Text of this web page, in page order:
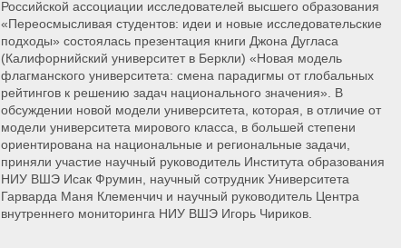
Российской ассоциации исследователей высшего образования
«Переосмысливая студентов: идеи и новые исследовательские
подходы» состоялась презентация книги Джона Дугласа
(Калифорнийский университет в Беркли) «Новая модель
флагманского университета: смена парадигмы от глобальных
рейтингов к решению задач национального значения». В
обсуждении новой модели университета, которая, в отличие от
модели университета мирового класса, в большей степени
ориентирована на национальные и региональные задачи,
приняли участие научный руководитель Института образования
НИУ ВШЭ Исак Фрумин, научный сотрудник Университета
Гарварда Маня Клеменчич и научный руководитель Центра
внутреннего мониторинга НИУ ВШЭ Игорь Чириков.